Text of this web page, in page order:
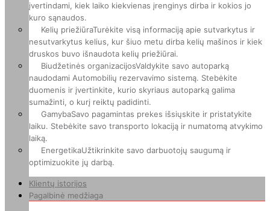
įvertindami, kiek laiko kiekvienas įrenginys dirba ir kokios jo
kuro sąnaudos.
Kelių priežiūraTurėkite visą informaciją apie sutvarkytus ir
nesutvarkytus kelius, kur šiuo metu dirba kelių mašinos ir kiek
druskos buvo išnaudota kelių priežiūrai.
Biudžetinės organizacijosValdykite savo autoparką
naudodami Automobilių rezervavimo sistemą. Stebėkite
duomenis ir įvertinkite, kurio skyriaus autoparką galima
sumažinti, o kurį reiktų padidinti.
GamybaSavo pagamintas prekes išsiųskite ir pristatykite
laiku. Stebėkite savo transporto lokaciją ir numatomą atvykimo
laiką.
EnergetikaUžtikrinkite savo darbuotojų saugumą ir
optimizuokite jų darbą.
Klientų istorijos
Pagalbinė medžiaga